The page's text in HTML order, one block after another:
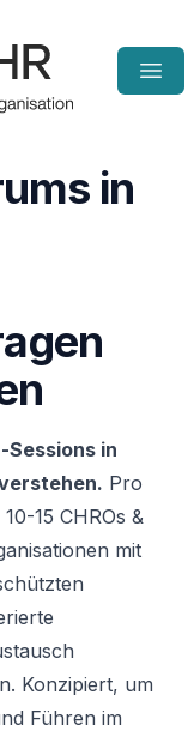
in
Sessions in
Pro
15 CHROs &
mit
Konzipiert, um
Führen im